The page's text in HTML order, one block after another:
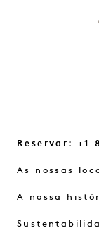
Reservar: +1
As nossas
A nossa